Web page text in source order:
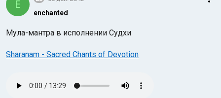
E
enchanted
Мула-мантра в исполнении Судхи
Sharanam - Sacred Chants of Devotion